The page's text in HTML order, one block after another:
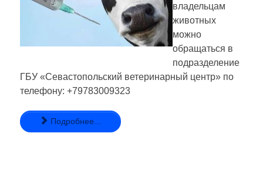
владельцам
животных
можно
обращаться в
подразделение
ГБУ «Севастопольский ветеринарный центр» по
телефону: +79783009323
Подробнее...